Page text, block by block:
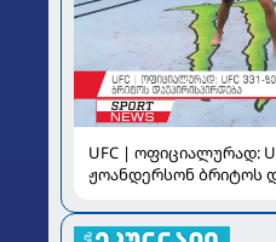
UFC | ოფიციალურად:
ჟოანდერსონ ბრიტოს